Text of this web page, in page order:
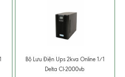
Bộ Lưu Điện Ups 2kva Online 1/1
Delta Cl-2000vb